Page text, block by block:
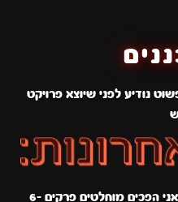
נודיע לפני שיוצא פרויקט
אתה ואני הפכים מוחלטים פרקים 6-